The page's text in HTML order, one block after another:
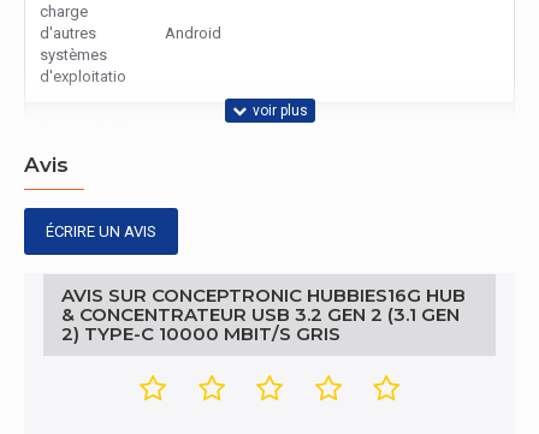
charge
d'autres
systèmes
d'exploitatio
Android
Interfaces
Hub
Connectivité
USB 3.2 Gen 2 (3.1 Gen 2) Type-C
Avis
ÉCRIRE UN AVIS
AVIS SUR CONCEPTRONIC HUBBIES16G HUB
& CONCENTRATEUR USB 3.2 GEN 2 (3.1 GEN
2) TYPE-C 10000 MBIT/S GRIS